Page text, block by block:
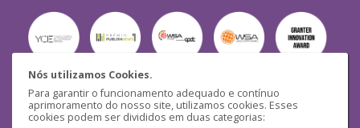
Nós utilizamos Cookies.
Para garantir o funcionamento adequado e contínuo
aprimoramento do nosso site, utilizamos cookies. Esses
cookies podem ser divididos em duas categorias:
Segurança